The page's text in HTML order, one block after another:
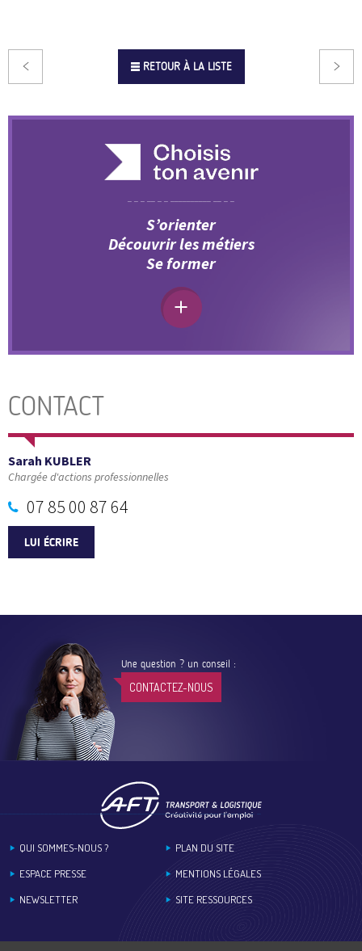
RETOUR À LA LISTE
S’orienter
Découvrir les métiers
Se former
CONTACT
Sarah KUBLER
Chargée d'actions professionnelles
07 85 00 87 64
LUI ÉCRIRE
Une question ? un conseil :
CONTACTEZ-NOUS
QUI SOMMES-NOUS ?
ESPACE PRESSE
NEWSLETTER
PLAN DU SITE
MENTIONS LÉGALES
SITE RESSOURCES